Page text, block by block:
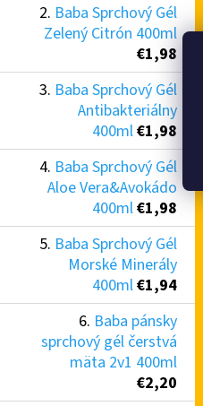
Baba Sprchový Gél
Zelený Citrón 400ml
€1,98
Baba Sprchový Gél
Antibakteriálny
400ml€1,98
Baba Sprchový Gél
Aloe Vera&Avokádo
400ml€1,98
Baba Sprchový Gél
Morské Minerály
400ml€1,94
Baba pánsky
sprchový gél čerstvá
mäta 2v1 400ml
€2,20